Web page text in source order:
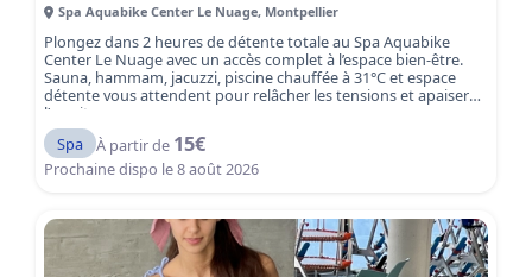
Spa Aquabike Center Le Nuage, Montpellier
Plongez dans 2 heures de détente totale au Spa Aquabike
Center Le Nuage avec un accès complet à l’espace bien-être.
Sauna, hammam, jacuzzi, piscine chauffée à 31°C et espace
détente vous attendent pour relâcher les tensions et apaiser
l’esprit.
Spa
À partir de 15€
Prochaine dispo le8 août 2026